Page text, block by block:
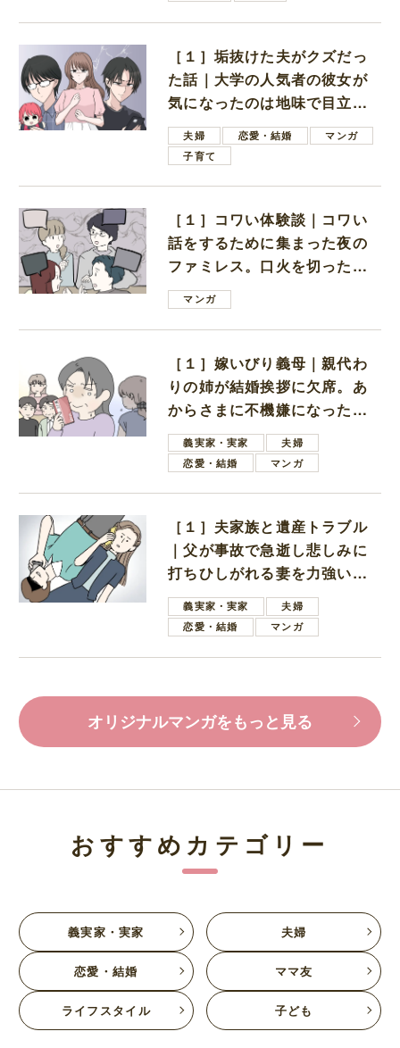
［１］垢抜けた夫がクズだっ
た話｜大学の人気者の彼女が
気になったのは地味で目立た
ない男子学生
夫婦 恋愛・結婚
マンガ
子育て
［１］コワい体験談｜コワい
話をするために集まった夜の
ファミレス。口火を切ったの
は電車好きの男の子ママ
マンガ
［１］嫁いびり義母｜親代わ
りの姉が結婚挨拶に欠席。あ
からさまに不機嫌になった義
母義実家・実家
夫婦
恋愛・結婚
マンガ
［１］夫家族と遺産トラブル
｜父が事故で急逝し悲しみに
打ちひしがれる妻を力強い言
葉で励ます夫
義実家・実家
夫婦
恋愛・結婚
マンガ
オリジナルマンガをもっと見る
おすすめカテゴリー
義実家・実家 夫婦
恋愛・結婚 ママ友
ライフスタイル 子ども